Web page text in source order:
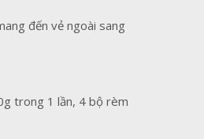
đến vẻ ngoài sang
trong 1 lần, 4 bộ rèm